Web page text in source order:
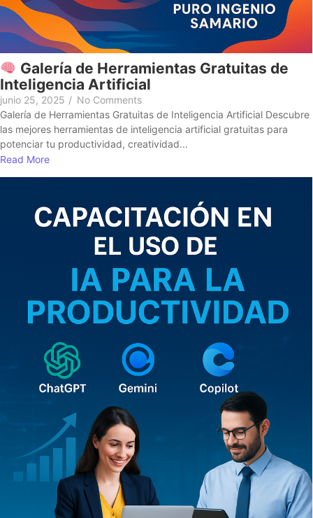
Galería de Herramientas Gratuitas de
Inteligencia Artificial
junio 25, 2025 / No Comments
Galería de Herramientas Gratuitas de Inteligencia Artificial Descubre
las mejores herramientas de inteligencia artificial gratuitas para
potenciar tu productividad, creatividad...
Read More